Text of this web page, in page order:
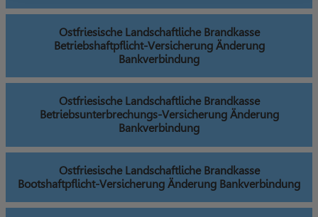
Ostfriesische Landschaftliche Brandkasse
Betriebshaftpflicht-Versicherung Änderung
Bankverbindung
Ostfriesische Landschaftliche Brandkasse
Betriebsunterbrechungs-Versicherung Änderung
Bankverbindung
Ostfriesische Landschaftliche Brandkasse
Bootshaftpflicht-Versicherung Änderung Bankverbindung